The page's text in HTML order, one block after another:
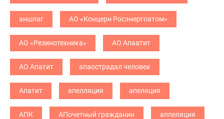
аншлаг АО «Концерн Росэнергоатом»
АО «Резинотехника» АО Апаатит
АО Апатит апаострадал человек
Апатит апелляция апеляция
АПК АПочетный гражданин аппеляция